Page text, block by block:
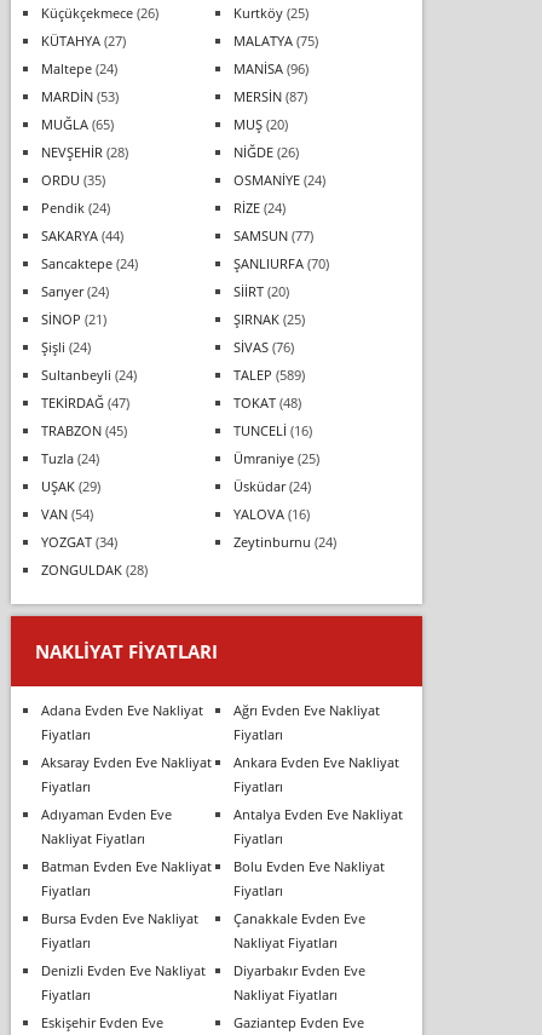
Küçükçekmece(26) Kurtköy(25)
KÜTAHYA(27) MALATYA(75)
Maltepe(24) MANİSA(96)
MARDİN(53) MERSİN(87)
MUĞLA(65) MUŞ(20)
NEVŞEHİR (28) NİĞDE(26)
ORDU (35) OSMANİYE(24)
Pendik(24) RİZE(24)
SAKARYA(44) SAMSUN(77)
Sancaktepe(24) ŞANLIURFA(70)
Sarıyer(24) SİİRT(20)
SİNOP (21) ŞIRNAK(25)
Şişli (24) SİVAS(76)
Sultanbeyli (24) TALEP (589)
TEKİRDAĞ(47) TOKAT(48)
TRABZON(45) TUNCELİ (16)
Tuzla(24) Ümraniye(25)
UŞAK(29) Üsküdar(24)
VAN(54) YALOVA(16)
YOZGAT(34) Zeytinburnu (24)
ZONGULDAK(28)
NAKLIYAT FIYATLARI
Adana Evden Eve Nakliyat
Fiyatları
Ağrı Evden Eve Nakliyat
Fiyatları
Aksaray Evden Eve Nakliyat
Fiyatları
Ankara Evden Eve Nakliyat
Fiyatları
Adıyaman Evden Eve
Nakliyat Fiyatları
Antalya Evden Eve Nakliyat
Fiyatları
Batman Evden Eve Nakliyat
Fiyatları
Bolu Evden Eve Nakliyat
Fiyatları
Bursa Evden Eve Nakliyat
Fiyatları
Çanakkale Evden Eve
Nakliyat Fiyatları
Denizli Evden Eve Nakliyat
Fiyatları
Diyarbakır Evden Eve
Nakliyat Fiyatları
Eskişehir Evden Eve
Gaziantep Evden Eve